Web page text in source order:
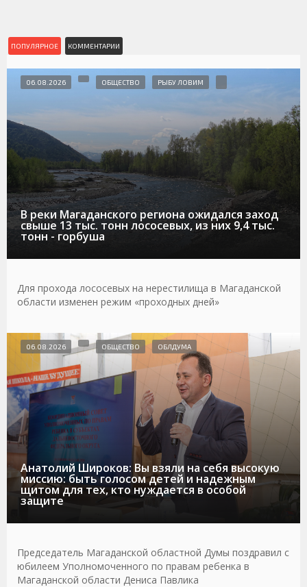
ПОПУЛЯРНОЕ КОММЕНТАРИИ
В реки Магаданского региона ожидался заход
свыше 13 тыс. тонн лососевых, из них 9,4 тыс.
тонн - горбуша
06.08.2026 ОБЩЕСТВО РЫБУ ЛОВИМ
Для прохода лососевых на нерестилища в Магаданской
области изменен режим «проходных дней»
Анатолий Широков: Вы взяли на себя высокую
миссию: быть голосом детей и надежным
щитом для тех, кто нуждается в особой
защите
06.08.2026 ОБЩЕСТВО ОБЛДУМА
Председатель Магаданской областной Думы поздравил с
юбилеем Уполномоченного по правам ребенка в
Магаданской области Дениса Павлика